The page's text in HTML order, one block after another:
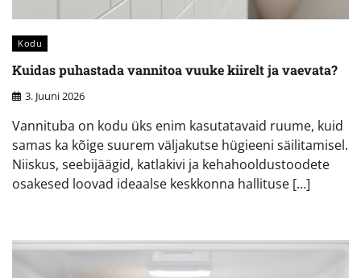
Kodu
Kuidas puhastada vannitoa vuuke kiirelt ja vaevata?
3. Juuni 2026
Vannituba on kodu üks enim kasutatavaid ruume, kuid
samas ka kõige suurem väljakutse hügieeni säilitamisel.
Niiskus, seebijäägid, katlakivi ja kehahooldustoodete
osakesed loovad ideaalse keskkonna hallituse […]